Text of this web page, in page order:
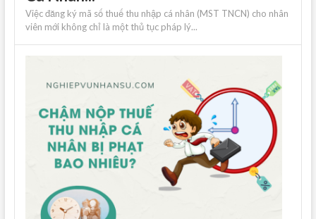
Việc đăng ký mã số thuế thu nhập cá nhân (MST TNCN) cho nhân
viên mới không chỉ là một thủ tục pháp lý...